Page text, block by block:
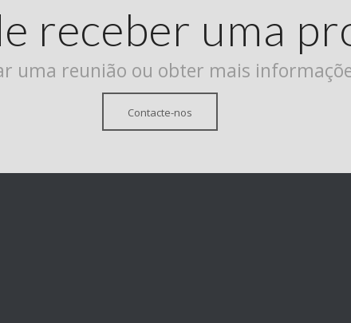
receber uma
uma reunião ou obter mais
Contacte-nos